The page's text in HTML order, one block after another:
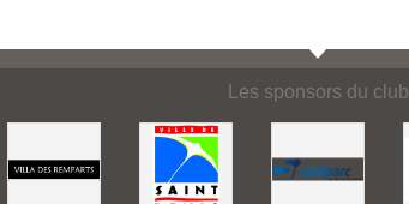
Les sponsors du club